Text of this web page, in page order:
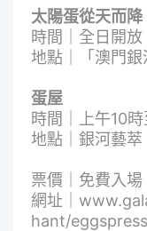
太陽蛋從天而降
時間｜全日開放
地點｜「澳門
蛋屋
時間｜上午10
地點｜銀河藝萃
票價｜免費入場
網址｜
hant/